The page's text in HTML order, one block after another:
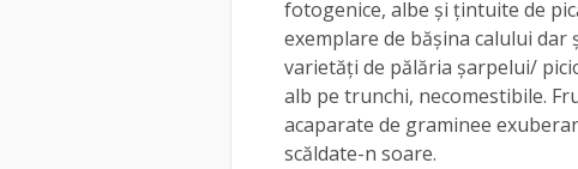
fotogenice, albe și țintuite de
exemplare de bășina calului
varietăți de pălăria șarpelui/
alb pe trunchi, necomestibile.
acaparate de graminee
scăldate-n soare.